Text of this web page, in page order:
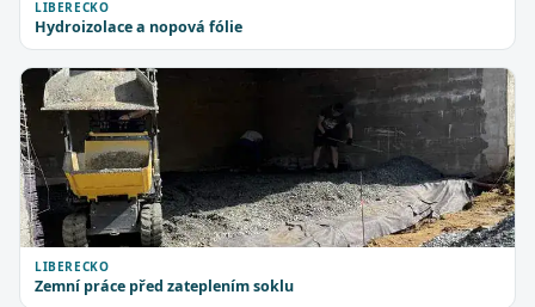
LIBERECKO
Hydroizolace a nopová fólie
LIBERECKO
Zemní práce před zateplením soklu